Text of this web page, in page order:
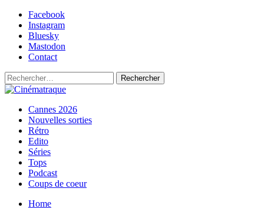
Skip
content
Facebook
Instagram
Bluesky
Mastodon
Contact
Rechercher :
Cinématraque
Si on avait du talent, on ferait des films
Primary
Menu
Cannes 2026
Nouvelles sorties
Rétro
Edito
Séries
Tops
Podcast
Coups de coeur
Home